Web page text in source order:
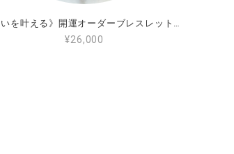
《願いを叶える》開運オーダーブレスレット☆世界に一つだけのオリジナルブレスレット作成します
¥26,000